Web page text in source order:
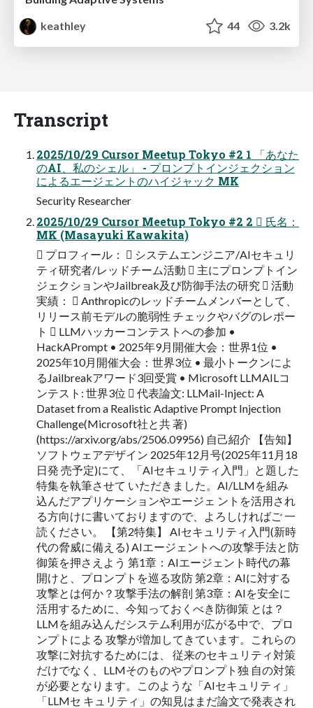
keathley
44 3.2k
Transcript
2025/10/29 Cursor Meetup Tokyo #2 1 「あなた
のAI、私のシェル」 - プロンプトインジェクション
によるエージェントのハイジャック MK
Security Researcher
2025/10/29 Cursor Meetup Tokyo #2 2  氏名：
MK (Masayuki Kawakita)
 プロフィール：  システムエンジニア/AIセキュリ
ティ研究者/レッドチーム活動  主にプロンプトイン
ジェクションやJailbreak及び防御手法の研究  活動
実績：  Anthropicのレッドチームメンバーとして、
リリース前モデルの脆弱性 チェックやバグのレポー
ト  LLMハッカーコンテストへの参加 •
HackAPrompt • 2025年9月開催大会：世界1位 •
2025年10月開催大会：世界3位 • 最小トークンによ
るJailbreakアワード3回受賞 • Microsoft LLMAILコ
ンテスト: 世界3位  代表論文: LLMail-Inject: A
Dataset from a Realistic Adaptive Prompt Injection
Challenge(Microsoft社と共 著)
(https://arxiv.org/abs/2506.09956) 自己紹介 【告知】
ソフトウェアデザイン 2025年12月号(2025年11月18
日発 売予定)にて、「AIセキュリティ入門」と題した
特集を執筆させて いただきました。AI/LLMを組み
込んだアプリケーションやエージェ ントを活用され
る方向けに書いておりますので、よろしければご 一
読ください。 【第2特集】 AIセキュリティ入門(新時
代の脅威に備える) AIエージェントへの攻撃手法と防
御策を押さえよう 第1章：AIエージェント時代の幕
開けと、プロンプトを巡る攻防 第2章：AIに対する
攻撃とは何か？攻撃手法の解剖 第3章：AIを安全に
活用するために、今知っておくべき防御策 とは？
LLMを組み込んだシステム利用が広がる中で、プロ
ンプトによる 攻撃が増加してきています。これらの
攻撃に対抗するためには、 従来のセキュリティ対策
だけでなく、LLMそのものやプロンプト独 自の対策
が必要となります。このような「AIセキュリティ」
「LLMセ キュリティ」の知見はまだ論文で発表され